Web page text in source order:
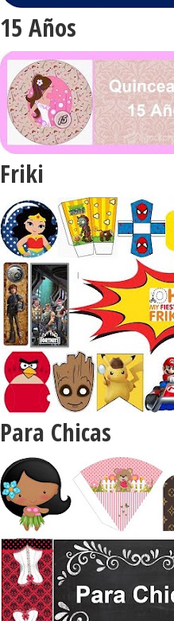
15 Años
Friki
Para Chicas